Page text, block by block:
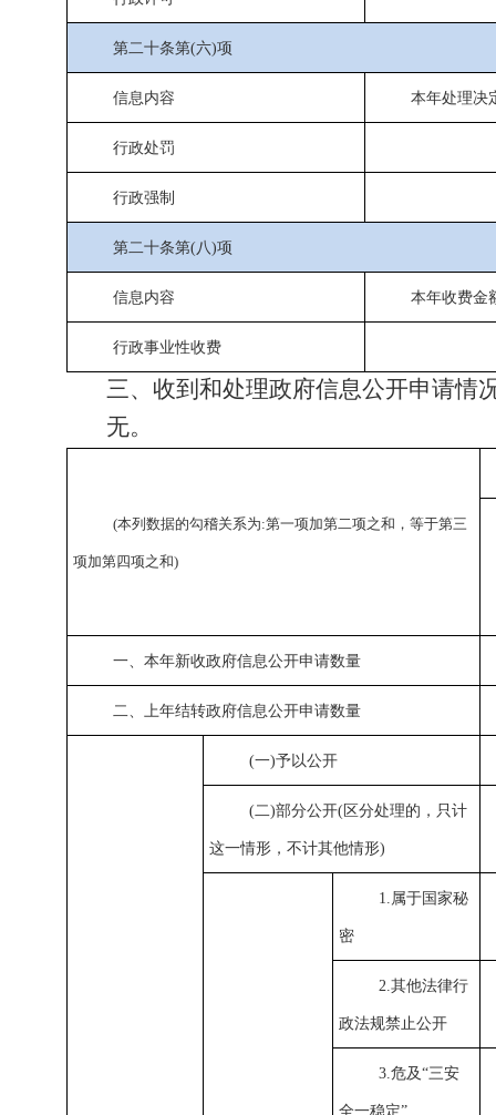
第二十条第(六)项
信息内容 本年处理决
行政处罚
行政强制
第二十条第(八)项
信息内容 本年收费金
行政事业性收费
三、收到和处理政府信息公开申请情
无。
(本列数据的勾稽关系为:第一项加第二项之和，等于第三
项加第四项之和)
一、本年新收政府信息公开申请数量
二、上年结转政府信息公开申请数量
(一)予以公开
(二)部分公开(区分处理的，只计
这一情形，不计其他情形)
1.属于国家秘
密
2.其他法律行
政法规禁止公开
3.危及“三安
全一稳定”